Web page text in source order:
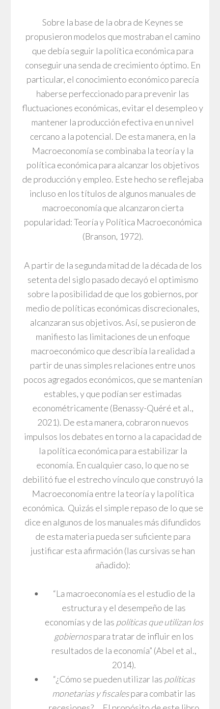
Sobre la base de la obra de Keynes se
propusieron modelos que mostraban el camino
que debía seguir la política económica para
conseguir una senda de crecimiento óptimo. En
particular, el conocimiento económico parecía
haberse perfeccionado para prevenir las
fluctuaciones económicas, evitar el desempleo y
mantener la producción efectiva en un nivel
cercano a la potencial. De esta manera, en la
Macroeconomía se combinaba la teoría y la
política económica para alcanzar los objetivos
de producción y empleo. Este hecho se reflejaba
incluso en los títulos de algunos manuales de
macroeconomía que alcanzaron cierta
popularidad: Teoría y Política Macroeconómica
(Branson, 1972).
A partir de la segunda mitad de la década de los
setenta del siglo pasado decayó el optimismo
sobre la posibilidad de que los gobiernos, por
medio de políticas económicas discrecionales,
alcanzaran sus objetivos. Así, se pusieron de
manifiesto las limitaciones de un enfoque
macroeconómico que describía la realidad a
partir de unas simples relaciones entre unos
pocos agregados económicos, que se mantenían
estables, y que podían ser estimadas
econométricamente (Benassy-Quéré et al.,
2021). De esta manera, cobraron nuevos
impulsos los debates en torno a la capacidad de
la política económica para estabilizar la
economía. En cualquier caso, lo que no se
debilitó fue el estrecho vínculo que construyó la
Macroeconomía entre la teoría y la política
económica. Quizás el simple repaso de lo que se
dice en algunos de los manuales más difundidos
de esta materia pueda ser suficiente para
justificar esta afirmación (las cursivas se han
añadido):
“La macroeconomía es el estudio de la
estructura y el desempeño de las
economías y de las políticas que utilizan los
gobiernospara tratar de influir en los
resultados de la economía” (Abel et al.,
2014).
“¿Cómo se pueden utilizar las políticas
monetarias y fiscalespara combatir las